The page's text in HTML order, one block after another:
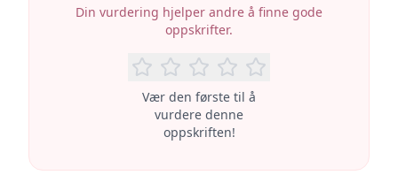
Din vurdering hjelper andre å finne gode
oppskrifter.
Vær den første til å
vurdere denne
oppskriften!